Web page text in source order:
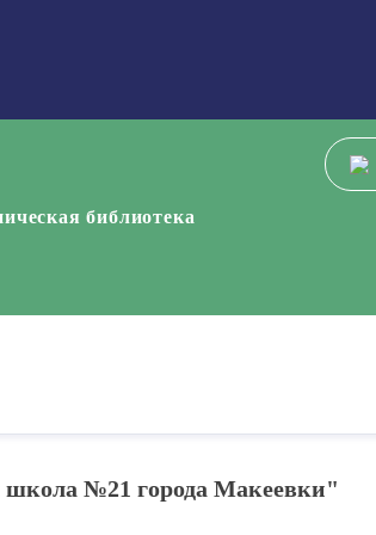
библиотека
школа №21 города Макеевки"